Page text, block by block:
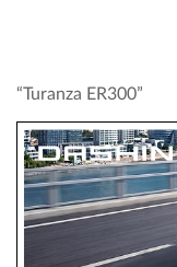
“Turanza ER300”